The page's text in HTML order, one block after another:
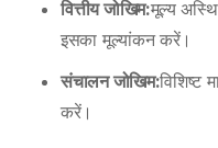
वित्तीय जोखिम:मूल्य
इसका मूल्यांकन करें।
संचालन जोखिम:विशिष्ट
करें।